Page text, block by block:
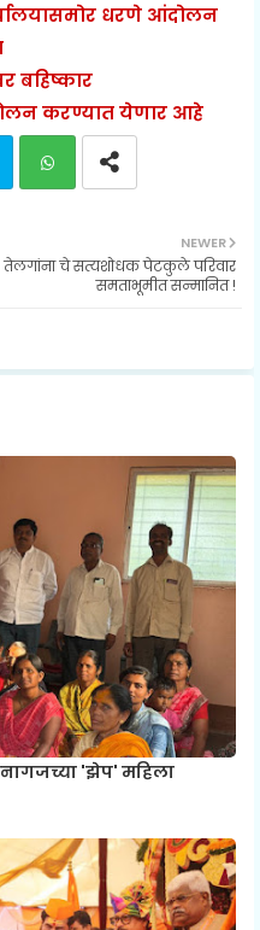
धरणे आंदोलन
बहिष्कार
करण्यात येणार आहे
ats
p
NEWER
तेलगांना चे सत्यशोधक पेटकुले परिवार
समताभूमीत सन्मानित !
नागजच्या 'झेप' महिला